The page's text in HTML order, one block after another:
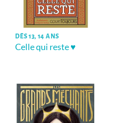
DÈS 13, 14 ANS
Celle qui reste ♥